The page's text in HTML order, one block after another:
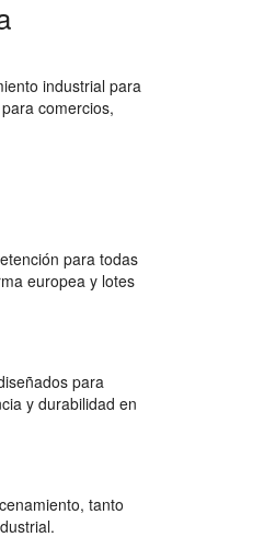
industrial para
comercios,
para todas
europea y lotes
para
y durabilidad en
tanto